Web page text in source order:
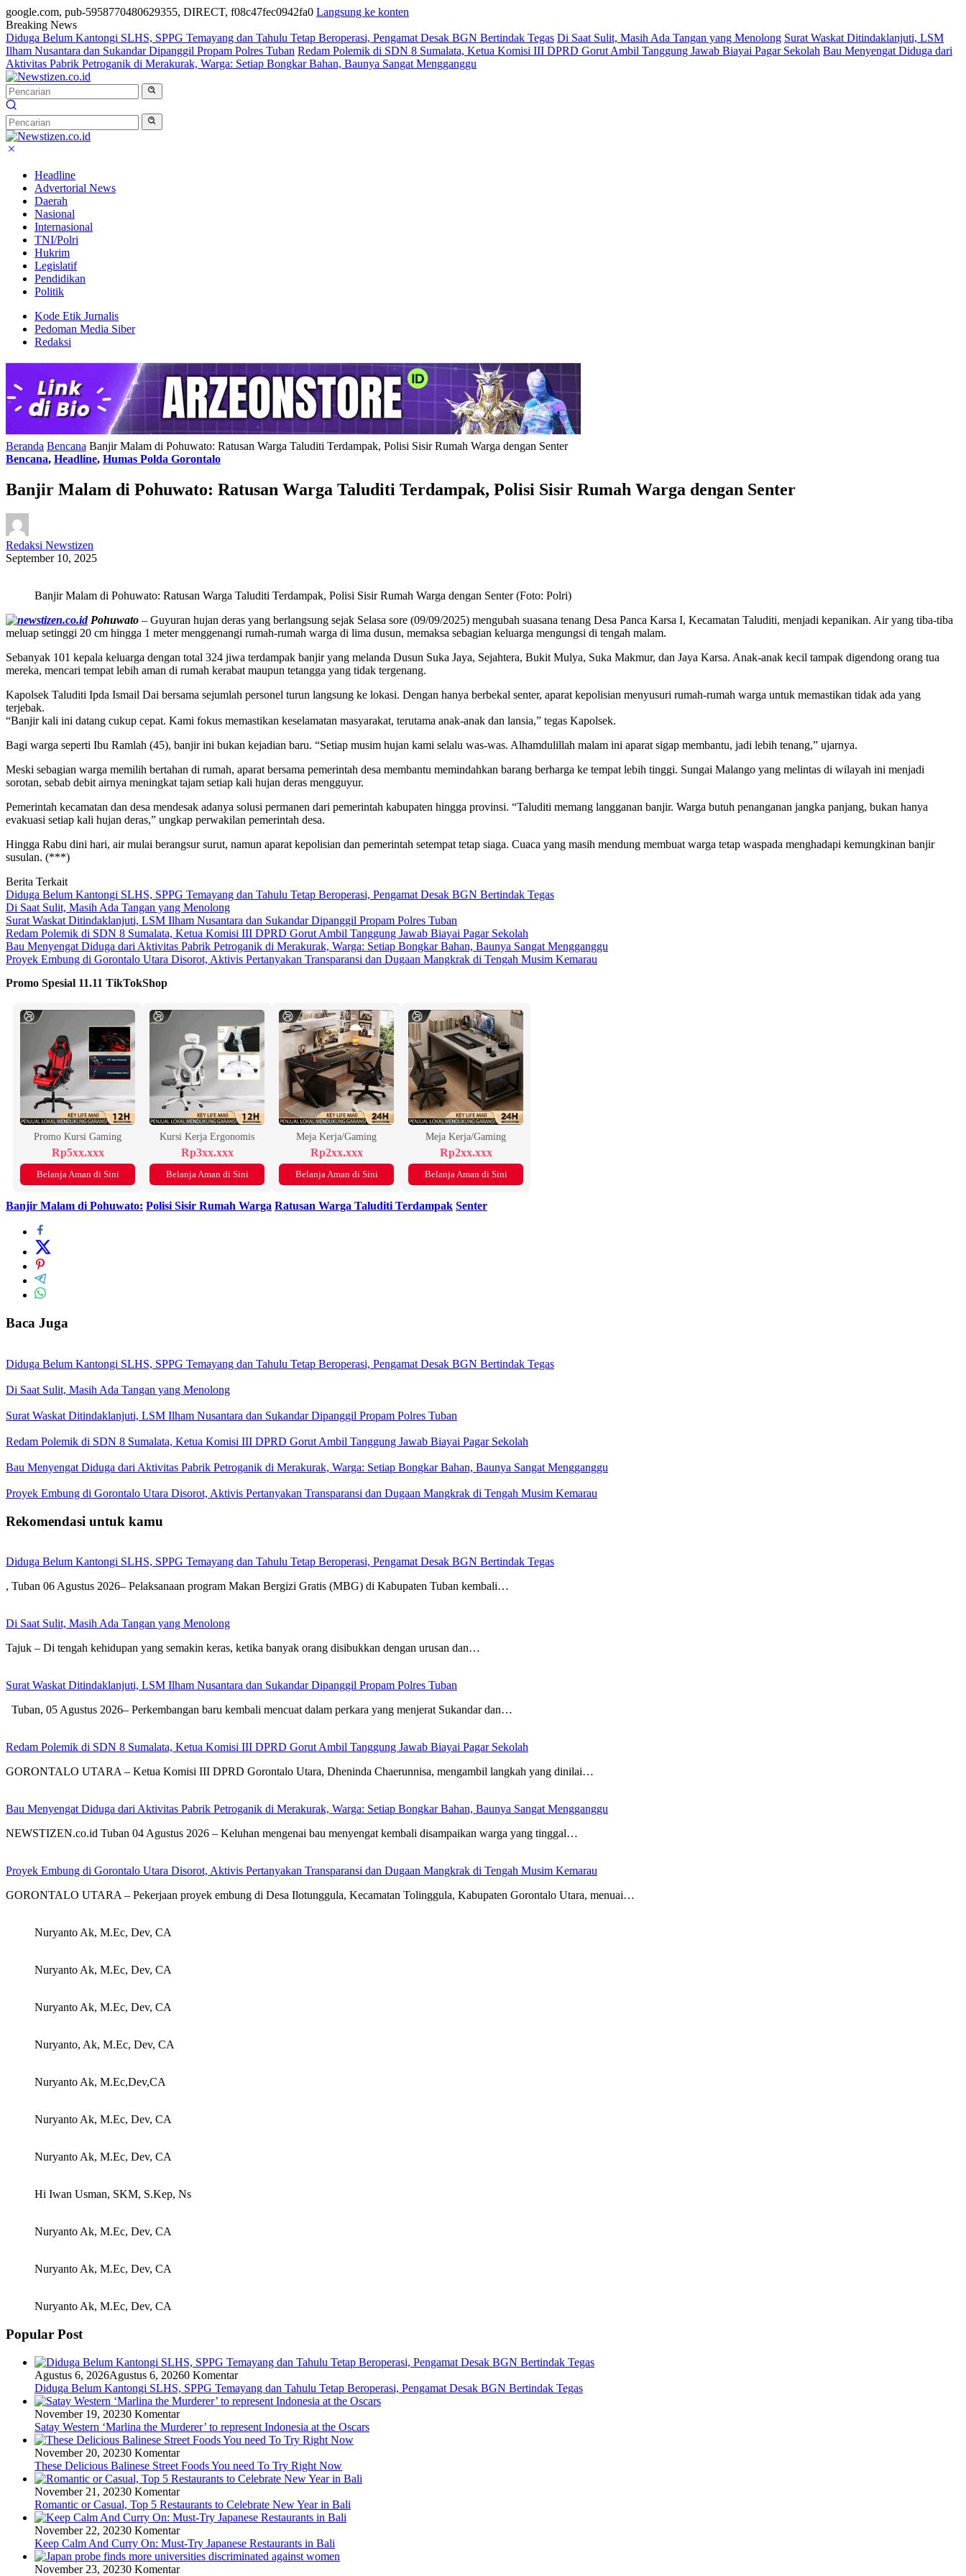
google.com, pub-5958770480629355, DIRECT, f08c47fec0942fa0 Langsung ke konten
Breaking News
Diduga Belum Kantongi SLHS, SPPG Temayang dan Tahulu Tetap Beroperasi, Pengamat Desak BGN Bertindak Tegas Di Saat Sulit, Masih Ada Tangan yang Menolong Surat Waskat Ditindaklanjuti, LSM
Ilham Nusantara dan Sukandar Dipanggil Propam Polres Tuban Redam Polemik di SDN 8 Sumalata, Ketua Komisi III DPRD Gorut Ambil Tanggung Jawab Biayai Pagar Sekolah Bau Menyengat Diduga dari
Aktivitas Pabrik Petroganik di Merakurak, Warga: Setiap Bongkar Bahan, Baunya Sangat Mengganggu
Headline
Advertorial News
Daerah
Nasional
Internasional
TNI/Polri
Hukrim
Legislatif
Pendidikan
Politik
Kode Etik Jurnalis
Pedoman Media Siber
Redaksi
Beranda Bencana Banjir Malam di Pohuwato: Ratusan Warga Taluditi Terdampak, Polisi Sisir Rumah Warga dengan Senter
Bencana, Headline, Humas Polda Gorontalo
Banjir Malam di Pohuwato: Ratusan Warga Taluditi Terdampak, Polisi Sisir Rumah Warga dengan Senter
Redaksi Newstizen
September 10, 2025
Banjir Malam di Pohuwato: Ratusan Warga Taluditi Terdampak, Polisi Sisir Rumah Warga dengan Senter (Foto: Polri)
Pohuwato – Guyuran hujan deras yang berlangsung sejak Selasa sore (09/09/2025) mengubah suasana tenang Desa Panca Karsa I, Kecamatan Taluditi, menjadi kepanikan. Air yang tiba-tiba
meluap setinggi 20 cm hingga 1 meter menggenangi rumah-rumah warga di lima dusun, memaksa sebagian keluarga mengungsi di tengah malam.
Sebanyak 101 kepala keluarga dengan total 324 jiwa terdampak banjir yang melanda Dusun Suka Jaya, Sejahtera, Bukit Mulya, Suka Makmur, dan Jaya Karsa. Anak-anak kecil tampak digendong orang tua
mereka, mencari tempat lebih aman di rumah kerabat maupun tetangga yang tidak tergenang.
Kapolsek Taluditi Ipda Ismail Dai bersama sejumlah personel turun langsung ke lokasi. Dengan hanya berbekal senter, aparat kepolisian menyusuri rumah-rumah warga untuk memastikan tidak ada yang
terjebak.
“Banjir kali ini datang cukup cepat. Kami fokus memastikan keselamatan masyarakat, terutama anak-anak dan lansia,” tegas Kapolsek.
Bagi warga seperti Ibu Ramlah (45), banjir ini bukan kejadian baru. “Setiap musim hujan kami selalu was-was. Alhamdulillah malam ini aparat sigap membantu, jadi lebih tenang,” ujarnya.
Meski sebagian warga memilih bertahan di rumah, aparat bersama pemerintah desa membantu memindahkan barang berharga ke tempat lebih tinggi. Sungai Malango yang melintas di wilayah ini menjadi
sorotan, sebab debit airnya meningkat tajam setiap kali hujan deras mengguyur.
Pemerintah kecamatan dan desa mendesak adanya solusi permanen dari pemerintah kabupaten hingga provinsi. “Taluditi memang langganan banjir. Warga butuh penanganan jangka panjang, bukan hanya
evakuasi setiap kali hujan deras,” ungkap perwakilan pemerintah desa.
Hingga Rabu dini hari, air mulai berangsur surut, namun aparat kepolisian dan pemerintah setempat tetap siaga. Cuaca yang masih mendung membuat warga tetap waspada menghadapi kemungkinan banjir
susulan. (***)
Berita Terkait
Diduga Belum Kantongi SLHS, SPPG Temayang dan Tahulu Tetap Beroperasi, Pengamat Desak BGN Bertindak Tegas
Di Saat Sulit, Masih Ada Tangan yang Menolong
Surat Waskat Ditindaklanjuti, LSM Ilham Nusantara dan Sukandar Dipanggil Propam Polres Tuban
Redam Polemik di SDN 8 Sumalata, Ketua Komisi III DPRD Gorut Ambil Tanggung Jawab Biayai Pagar Sekolah
Bau Menyengat Diduga dari Aktivitas Pabrik Petroganik di Merakurak, Warga: Setiap Bongkar Bahan, Baunya Sangat Mengganggu
Proyek Embung di Gorontalo Utara Disorot, Aktivis Pertanyakan Transparansi dan Dugaan Mangkrak di Tengah Musim Kemarau
Promo Spesial 11.11 TikTokShop
Promo Kursi Gaming
Rp5xx.xxx
Belanja Aman di Sini
Kursi Kerja Ergonomis
Rp3xx.xxx
Belanja Aman di Sini
Meja Kerja/Gaming
Rp2xx.xxx
Belanja Aman di Sini
Meja Kerja/Gaming
Rp2xx.xxx
Belanja Aman di Sini
Banjir Malam di Pohuwato: Polisi Sisir Rumah Warga Ratusan Warga Taluditi Terdampak Senter
Baca Juga
Diduga Belum Kantongi SLHS, SPPG Temayang dan Tahulu Tetap Beroperasi, Pengamat Desak BGN Bertindak Tegas
Di Saat Sulit, Masih Ada Tangan yang Menolong
Surat Waskat Ditindaklanjuti, LSM Ilham Nusantara dan Sukandar Dipanggil Propam Polres Tuban
Redam Polemik di SDN 8 Sumalata, Ketua Komisi III DPRD Gorut Ambil Tanggung Jawab Biayai Pagar Sekolah
Bau Menyengat Diduga dari Aktivitas Pabrik Petroganik di Merakurak, Warga: Setiap Bongkar Bahan, Baunya Sangat Mengganggu
Proyek Embung di Gorontalo Utara Disorot, Aktivis Pertanyakan Transparansi dan Dugaan Mangkrak di Tengah Musim Kemarau
Rekomendasi untuk kamu
Diduga Belum Kantongi SLHS, SPPG Temayang dan Tahulu Tetap Beroperasi, Pengamat Desak BGN Bertindak Tegas
, Tuban 06 Agustus 2026– Pelaksanaan program Makan Bergizi Gratis (MBG) di Kabupaten Tuban kembali…
Di Saat Sulit, Masih Ada Tangan yang Menolong
Tajuk – Di tengah kehidupan yang semakin keras, ketika banyak orang disibukkan dengan urusan dan…
Surat Waskat Ditindaklanjuti, LSM Ilham Nusantara dan Sukandar Dipanggil Propam Polres Tuban
Tuban, 05 Agustus 2026– Perkembangan baru kembali mencuat dalam perkara yang menjerat Sukandar dan…
Redam Polemik di SDN 8 Sumalata, Ketua Komisi III DPRD Gorut Ambil Tanggung Jawab Biayai Pagar Sekolah
GORONTALO UTARA – Ketua Komisi III DPRD Gorontalo Utara, Dheninda Chaerunnisa, mengambil langkah yang dinilai…
Bau Menyengat Diduga dari Aktivitas Pabrik Petroganik di Merakurak, Warga: Setiap Bongkar Bahan, Baunya Sangat Mengganggu
NEWSTIZEN.co.id Tuban 04 Agustus 2026 – Keluhan mengenai bau menyengat kembali disampaikan warga yang tinggal…
Proyek Embung di Gorontalo Utara Disorot, Aktivis Pertanyakan Transparansi dan Dugaan Mangkrak di Tengah Musim Kemarau
GORONTALO UTARA – Pekerjaan proyek embung di Desa Ilotunggula, Kecamatan Tolinggula, Kabupaten Gorontalo Utara, menuai…
Nuryanto Ak, M.Ec, Dev, CA
Nuryanto Ak, M.Ec, Dev, CA
Nuryanto Ak, M.Ec, Dev, CA
Nuryanto, Ak, M.Ec, Dev, CA
Nuryanto Ak, M.Ec,Dev,CA
Nuryanto Ak, M.Ec, Dev, CA
Nuryanto Ak, M.Ec, Dev, CA
Hi Iwan Usman, SKM, S.Kep, Ns
Nuryanto Ak, M.Ec, Dev, CA
Nuryanto Ak, M.Ec, Dev, CA
Nuryanto Ak, M.Ec, Dev, CA
Popular Post
Agustus 6, 2026Agustus 6, 20260 Komentar
Diduga Belum Kantongi SLHS, SPPG Temayang dan Tahulu Tetap Beroperasi, Pengamat Desak BGN Bertindak Tegas
November 19, 20230 Komentar
Satay Western ‘Marlina the Murderer’ to represent Indonesia at the Oscars
November 20, 20230 Komentar
These Delicious Balinese Street Foods You need To Try Right Now
November 21, 20230 Komentar
Romantic or Casual, Top 5 Restaurants to Celebrate New Year in Bali
November 22, 20230 Komentar
Keep Calm And Curry On: Must-Try Japanese Restaurants in Bali
November 23, 20230 Komentar